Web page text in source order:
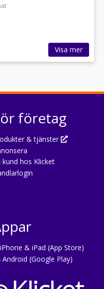
Visa mer
företag
& tjänster
kund hos Klicket
iPhone & iPad (App Store)
Android (Google Play)